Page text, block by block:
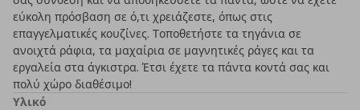
εύκολη πρόσβαση σε ό,τι χρειάζεστε, όπως στις
επαγγελματικές κουζίνες. Τοποθετήστε τα τηγάνια σε
ανοιχτά ράφια, τα μαχαίρια σε μαγνητικές ράγες και τα
εργαλεία στα άγκιστρα. Έτσι έχετε τα πάντα κοντά σας και
πολύ χώρο διαθέσιμο!
Υλικό